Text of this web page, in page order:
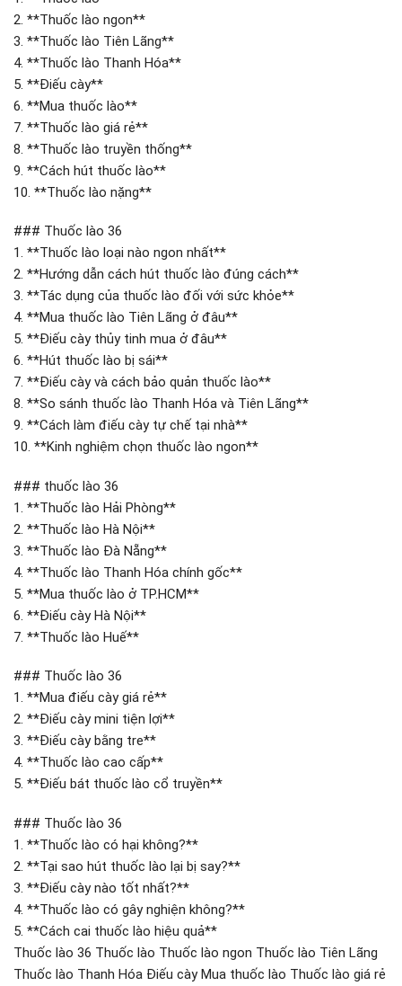
2. **Thuốc lào ngon**
3. **Thuốc lào Tiên Lãng**
4. **Thuốc lào Thanh Hóa**
5. **Điếu cày**
6. **Mua thuốc lào**
7. **Thuốc lào giá rẻ**
8. **Thuốc lào truyền thống**
9. **Cách hút thuốc lào**
10. **Thuốc lào nặng**
### Thuốc lào 36
1. **Thuốc lào loại nào ngon nhất**
2. **Hướng dẫn cách hút thuốc lào đúng cách**
3. **Tác dụng của thuốc lào đối với sức khỏe**
4. **Mua thuốc lào Tiên Lãng ở đâu**
5. **Điếu cày thủy tinh mua ở đâu**
6. **Hút thuốc lào bị sái**
7. **Điếu cày và cách bảo quản thuốc lào**
8. **So sánh thuốc lào Thanh Hóa và Tiên Lãng**
9. **Cách làm điếu cày tự chế tại nhà**
10. **Kinh nghiệm chọn thuốc lào ngon**
### thuốc lào 36
1. **Thuốc lào Hải Phòng**
2. **Thuốc lào Hà Nội**
3. **Thuốc lào Đà Nẵng**
4. **Thuốc lào Thanh Hóa chính gốc**
5. **Mua thuốc lào ở TP.HCM**
6. **Điếu cày Hà Nội**
7. **Thuốc lào Huế**
### Thuốc lào 36
1. **Mua điếu cày giá rẻ**
2. **Điếu cày mini tiện lợi**
3. **Điếu cày bằng tre**
4. **Thuốc lào cao cấp**
5. **Điếu bát thuốc lào cổ truyền**
### Thuốc lào 36
1. **Thuốc lào có hại không?**
2. **Tại sao hút thuốc lào lại bị say?**
3. **Điếu cày nào tốt nhất?**
4. **Thuốc lào có gây nghiện không?**
5. **Cách cai thuốc lào hiệu quả**
Thuốc lào 36 Thuốc lào Thuốc lào ngon Thuốc lào Tiên Lãng
Thuốc lào Thanh Hóa Điếu cày Mua thuốc lào Thuốc lào giá rẻ